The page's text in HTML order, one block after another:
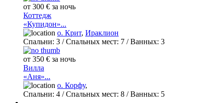
от 300 € за ночь
Коттедж
«Купидон»...
о. Крит, Ираклион
Спальни: 3 / Спальных мест: 7 /Ванных: 3
от 350 € за ночь
Вилла
«Аня»...
о. Корфу,
Спальни: 4 / Спальных мест: 8 /Ванных: 5